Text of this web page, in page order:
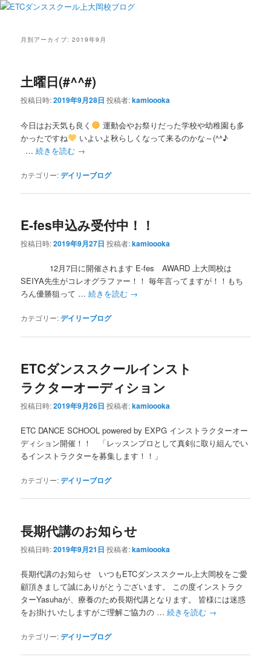
月別アーカイブ:2019年9月
土曜日(#^^#)
投稿日時:2019年9月28日 投稿者:kamioooka
今日はお天気も良く
運動会やお祭りだった学校や幼稚園も多
かったですね
いよいよ秋らしくなって来るのかな～(^^♪
…続きを読む →
カテゴリー:デイリーブログ
E-fes申込み受付中！！
投稿日時:2019年9月27日 投稿者:kamioooka
12月7日に開催されます E-fes AWARD 上大岡校は
SEIYA先生がコレオグラファー！！ 毎年言ってますが！！もち
ろん優勝狙って …続きを読む →
カテゴリー:デイリーブログ
ETCダンススクールインスト
ラクターオーディション
投稿日時:2019年9月26日 投稿者:kamioooka
ETC DANCE SCHOOL powered by EXPG インストラクターオー
ディション開催！！ 「レッスンプロとして真剣に取り組んでい
るインストラクターを募集します！！」
カテゴリー:デイリーブログ
長期代講のお知らせ
投稿日時:2019年9月21日 投稿者:kamioooka
長期代講のお知らせ いつもETCダンススクール上大岡校をご愛
顧頂きまして誠にありがとうございます。 この度インストラク
ターYasuhaが、療養のため長期代講となります。 皆様には迷惑
をお掛けいたしますがご理解ご協力の …続きを読む →
カテゴリー:デイリーブログ